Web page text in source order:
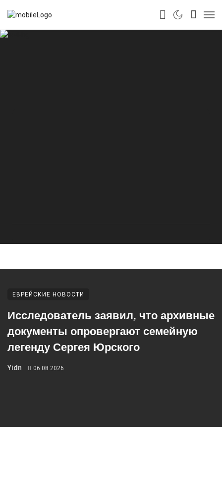
ЕВРЕЙСКИЕ НОВОСТИ
Исследователь заявил, что архивные
документы опровергают семейную
легенду Сергея Юрского
Yidn 06.08.2026